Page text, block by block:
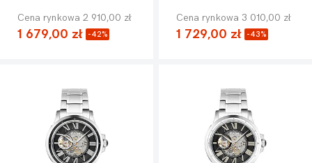
Cena rynkowa 2 910,00 zł
1 679,00 zł -42%
Cena rynkowa 3 010,00 zł
1 729,00 zł -43%